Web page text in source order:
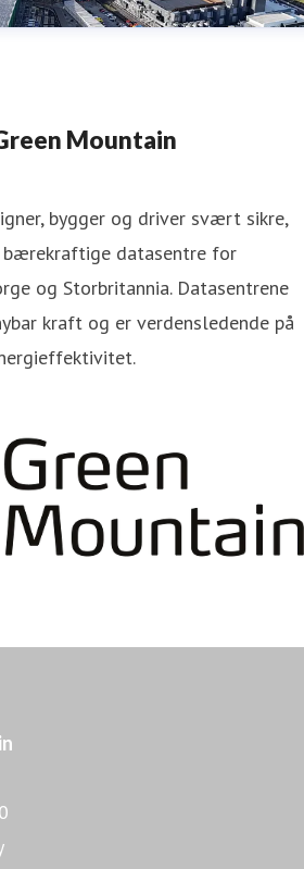
Mountain
bygger og driver svært sikre,
datasentre for
og Storbritannia. Datasentrene
kraft og er verdensledende på